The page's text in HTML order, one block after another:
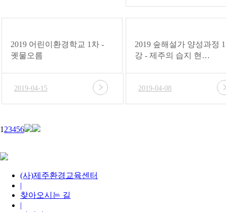
2019 어린이환경학교 1차 -
궷물오름
2019-04-15
2019 숲해설가 양성과정
강 - 제주의 습지 현…
2019-04-08
1 23456
(사)제주환경교육센터
|
찾아오시는 길
|